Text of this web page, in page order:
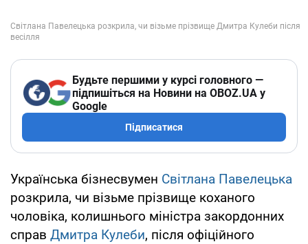
Будьте першими у курсі головного —
підпишіться на Новини на OBOZ.UA у
Google
Підписатися
Українська бізнесвумен Світлана Павелецька
розкрила, чи візьме прізвище коханого
чоловіка, колишнього міністра закордонних
справ Дмитра Кулеби, після офіційного